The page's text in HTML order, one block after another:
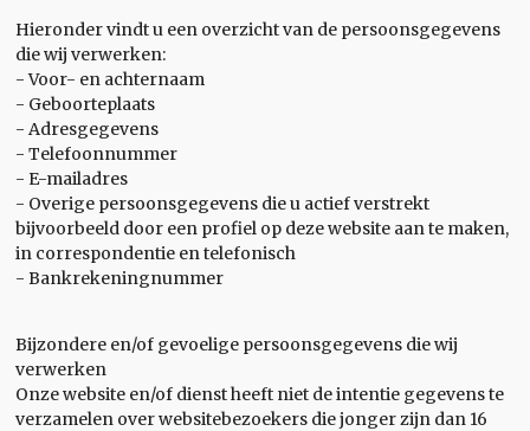
Hieronder vindt u een overzicht van de persoonsgegevens
die wij verwerken:
- Voor- en achternaam
- Geboorteplaats
- Adresgegevens
- Telefoonnummer
- E-mailadres
- Overige persoonsgegevens die u actief verstrekt
bijvoorbeeld door een profiel op deze website aan te maken,
in correspondentie en telefonisch
- Bankrekeningnummer
Bijzondere en/of gevoelige persoonsgegevens die wij
verwerken
Onze website en/of dienst heeft niet de intentie gegevens te
verzamelen over websitebezoekers die jonger zijn dan 16